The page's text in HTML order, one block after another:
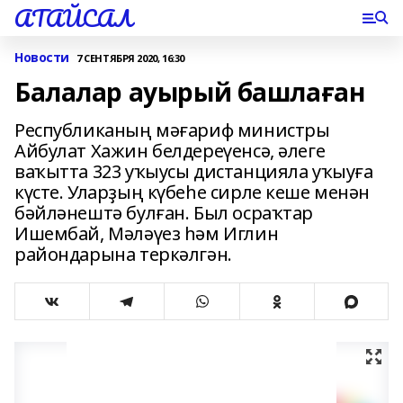
АТАЙСАЛ
Новости 7 СЕНТЯБРЯ 2020, 16:30
Балалар ауырый башлаған
Республиканың мәғариф министры
Айбулат Хажин белдереүенсә, әлеге
ваҡытта 323 уҡыусы дистанцияла уҡыуға
күсте. Уларҙың күбеһе сирле кеше менән
бәйләнештә булған. Был осраҡтар
Ишембай, Мәләүез һәм Иглин
райондарына теркәлгән.